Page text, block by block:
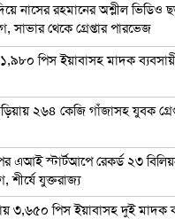
নাসের রহমানের অশ্লীল ভিডিও
সাভার থেকে গ্রেপ্তার পারভেজ
পিস ইয়াবাসহ মাদক ব্যবসায়ী
২৬৪ কেজি গাঁজাসহ যুবক
এআই স্টার্টআপে রেকর্ড ২৩
শীর্ষে যুক্তরাজ্য
৩,৬৫০ পিস ইয়াবাসহ দুই মাদক